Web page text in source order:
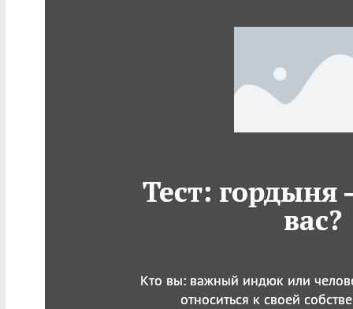
Тест: гордыня
вас?
Кто вы: важный индюк или
относиться к своей